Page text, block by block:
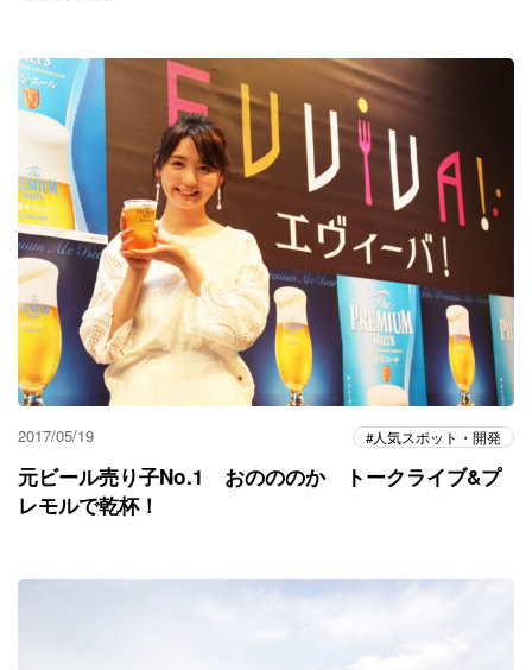
2017/05/19 人気スポット・開発
元ビール売り子No.1 おのののか トークライブ&プ
レモルで乾杯！